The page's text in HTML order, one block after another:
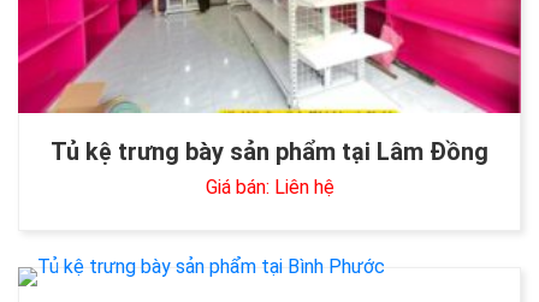
Tủ kệ trưng bày sản phẩm tại Lâm Đồng
Giá bán: Liên hệ